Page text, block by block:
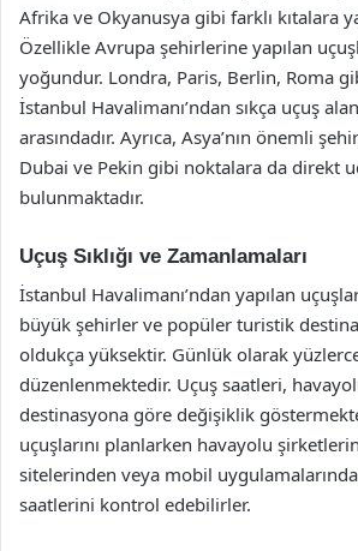
Afrika ve Okyanusya gibi farklı kıtalara
Özellikle Avrupa şehirlerine yapılan
yoğundur. Londra, Paris, Berlin, Roma
İstanbul Havalimanı’ndan sıkça uçuş
arasındadır. Ayrıca, Asya’nın önemli
Dubai ve Pekin gibi noktalara da direkt
bulunmaktadır.
Uçuş Sıklığı ve Zamanlamaları
İstanbul Havalimanı’ndan yapılan
büyük şehirler ve popüler turistik
oldukça yüksektir. Günlük olarak
düzenlenmektedir. Uçuş saatleri,
destinasyona göre değişiklik
uçuşlarını planlarken havayolu
sitelerinden veya mobil
saatlerini kontrol edebilirler.